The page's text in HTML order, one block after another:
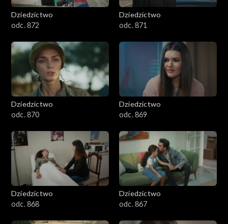
Dziedzictwo
odc. 872
Dziedzictwo
odc. 871
Dziedzictwo
odc. 870
Dziedzictwo
odc. 869
Dziedzictwo
odc. 868
Dziedzictwo
odc. 867